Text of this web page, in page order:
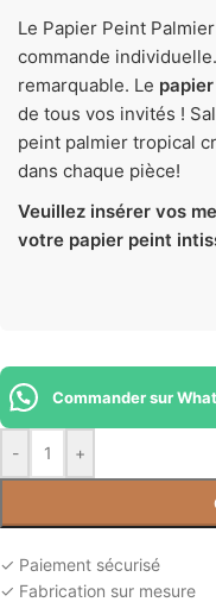
Le Papier Peint
commande
remarquable. Le
de tous vos invités !
peint palmier tropical
dans chaque pièce!
Veuillez insérer vos
votre papier peint
- +
Commander sur
✓ Paiement sécurisé
✓ Fabrication sur mesure